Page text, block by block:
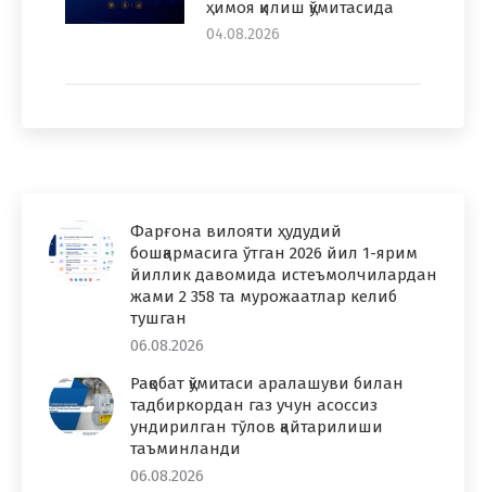
ҳимоя қилиш қўмитасида
04.08.2026
Фарғона вилояти ҳудудий
бошқармасига ўтган 2026 йил 1-ярим
йиллик давомида истеъмолчилардан
жами 2 358 та мурожаатлар келиб
тушган
06.08.2026
Рақобат қўмитаси аралашуви билан
тадбиркордан газ учун асоссиз
ундирилган тўлов қайтарилиши
таъминланди
06.08.2026